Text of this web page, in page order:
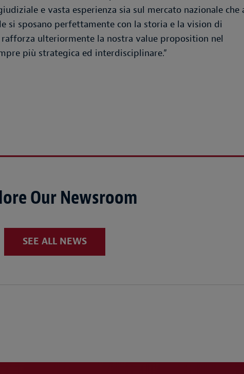
e vasta esperienza sia sul mercato nazionale che
si sposano perfettamente con la storia e la vision di
rafforza ulteriormente la nostra value proposition nel
più strategica ed interdisciplinare.”
Our Newsroom
SEE ALL NEWS